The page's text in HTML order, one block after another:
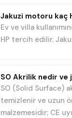
Jakuzi motoru kaç
Ev ve villa
HP tercih edilir.
SO Akrilik nedir
SO (Solid Surface)
temizlenir ve uzun
malzemesidir; CE